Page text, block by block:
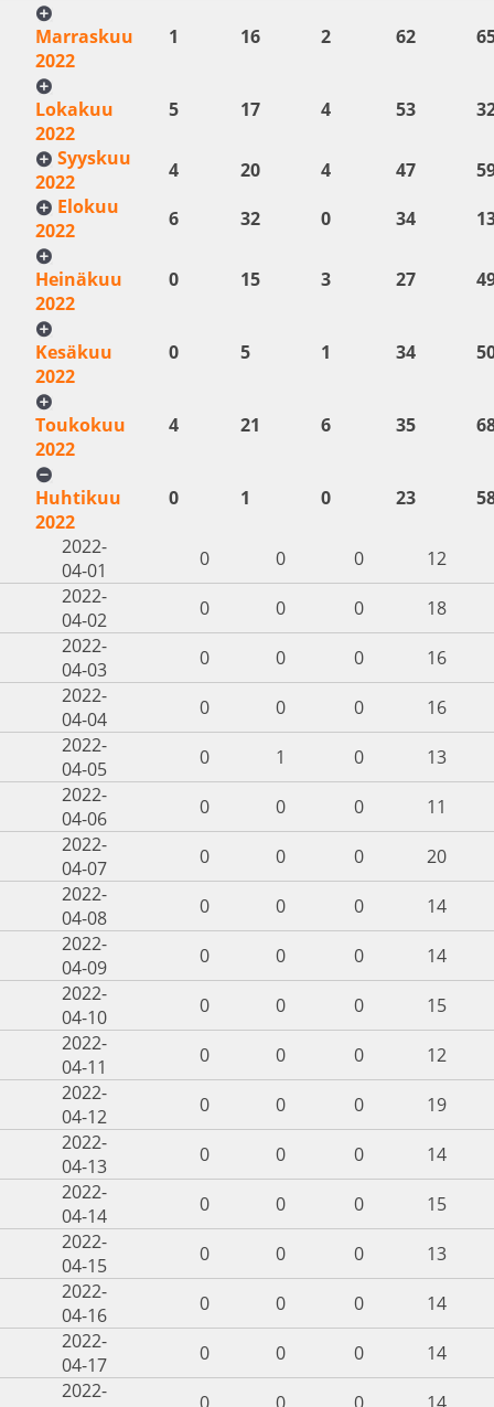
Marraskuu
2022
1 16 2 62
Lokakuu
2022
5 17 4 53
Syyskuu
2022
4 20 4 47
Elokuu
2022
6 32 0 34
Heinäkuu
2022
0 15 3 27
Kesäkuu
2022
0 5 1 34
Toukokuu
2022
4 21 6 35
Huhtikuu
2022
0 1 0 23
2022-
04-01
0 0 0
12
2022-
04-02
0 0 0
18
2022-
04-03
0 0 0
16
2022-
04-04
0 0 0
16
2022-
04-05
0 1 0
13
2022-
04-06
0 0 0
11
2022-
04-07
0 0 0
20
2022-
04-08
0 0 0
14
2022-
04-09
0 0 0
14
2022-
04-10
0 0 0
15
2022-
04-11
0 0 0
12
2022-
04-12
0 0 0
19
2022-
04-13
0 0 0
14
2022-
04-14
0 0 0
15
2022-
04-15
0 0 0
13
2022-
04-16
0 0 0
14
2022-
04-17
0 0 0
14
2022-
0 0 0 14